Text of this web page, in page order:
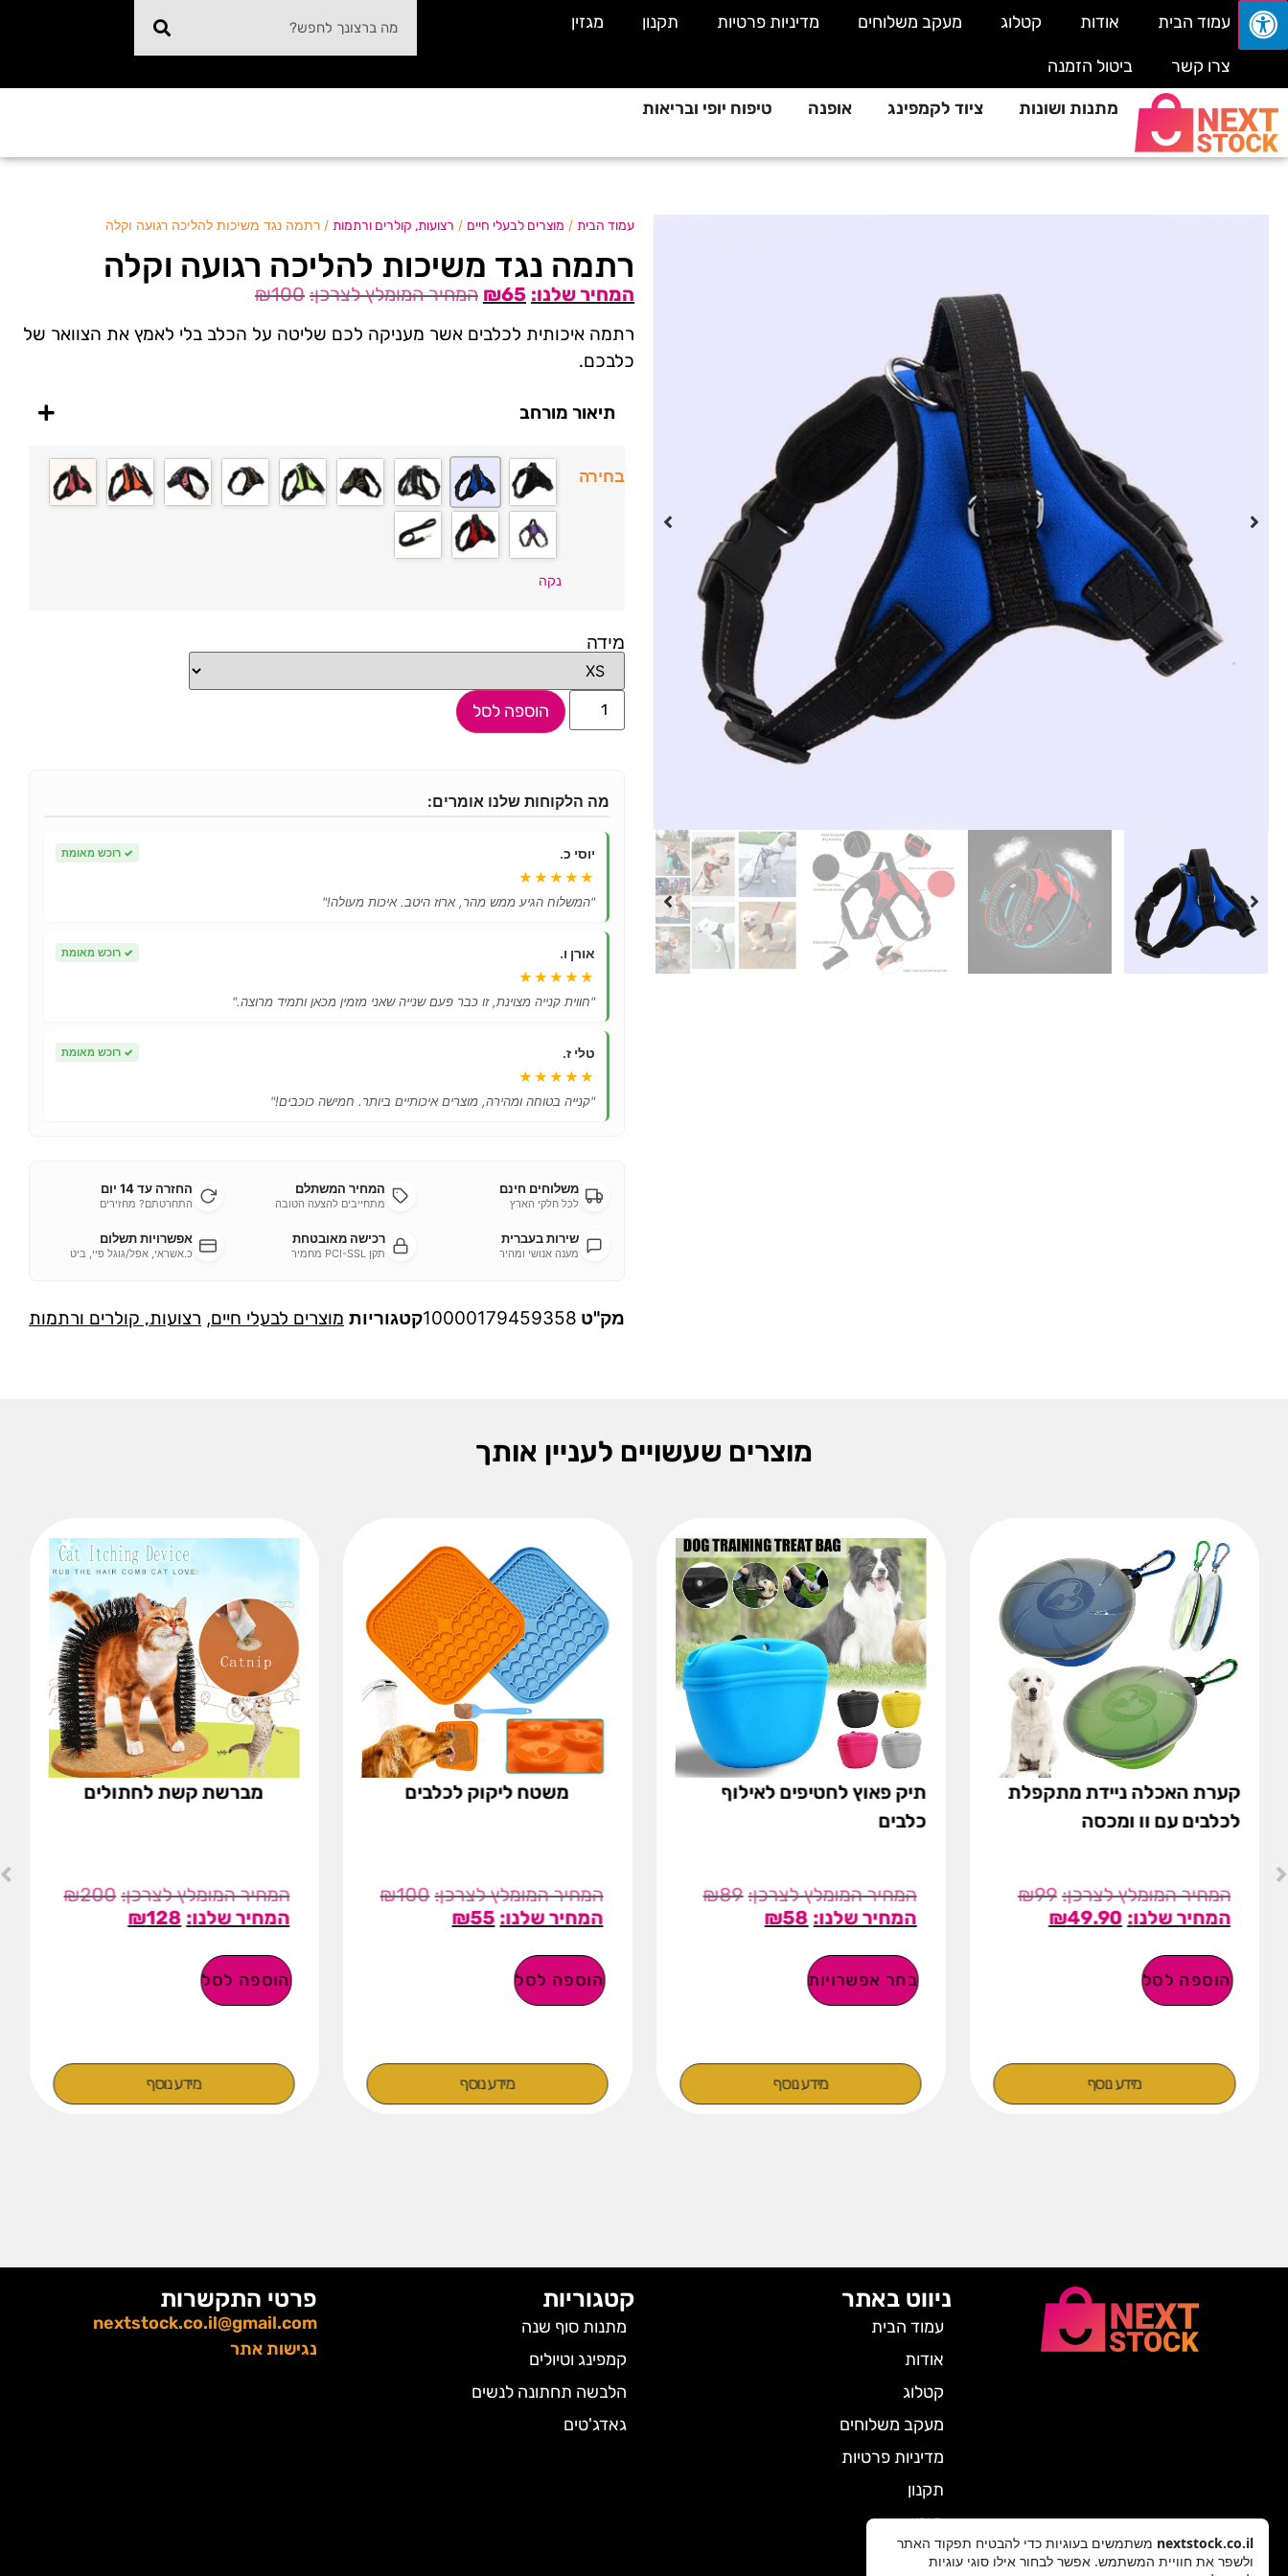
עמוד הבית אודות קטלוג מעקב משלוחים מדיניות פרטיות תקנון מגזין
צרו קשר
ביטול הזמנה
מתנות ושונות
ציוד לקמפינג אופנה טיפוח יופי ובריאות
עמוד הבית / מוצרים לבעלי חיים / רצועות, קולרים ורתמות / רתמה נגד משיכות להליכה רגועה וקלה
רתמה נגד משיכות להליכה רגועה וקלה
₪100 ₪65
רתמה איכותית לכלבים אשר מעניקה לכם שליטה על הכלב בלי לאמץ את הצוואר של
כלבכם.
תיאור מורחב
בחירה
נקה
מידה
הוספה לסל
מה הלקוחות שלנו אומרים:
יוסי כ. ✓ רוכש מאומת
★★★★★
"המשלוח הגיע ממש מהר, ארוז היטב. איכות מעולה!"
אורן ו. ✓ רוכש מאומת
★★★★★
"חווית קנייה מצוינת, זו כבר פעם שנייה שאני מזמין מכאן ותמיד מרוצה."
טלי ז. ✓ רוכש מאומת
★★★★★
"קנייה בטוחה ומהירה, מוצרים איכותיים ביותר. חמישה כוכבים!"
משלוחים חינם
לכל חלקי הארץ
המחיר המשתלם
מתחייבים להצעה הטובה
החזרה עד 14 יום
התחרטתם? מחזירים
שירות בעברית
מענה אנושי ומהיר
רכישה מאובטחת
תקן PCI-SSL מחמיר
אפשרויות תשלום
כ.אשראי, אפל/גוגל פיי, ביט
מק"ט 10000179459358קטגוריות מוצרים לבעלי חיים, רצועות, קולרים ורתמות
מוצרים שעשויים לעניין אותך
תיק פאוץ לחטיפים לאילוף
כלבים
₪89
₪58
בחר אפשרויות
מידע נוסף
משטח ליקוק לכלבים
₪100
₪55
הוספה לסל
מידע נוסף
מברשת קשת לחתולים
₪200
₪128
הוספה לסל
מידע נוסף
רתמה + חגורת בטיחות לכלב
₪150
₪89
בחר אפשרויות
מידע נוסף
ניווט באתר
עמוד הבית
אודות
קטלוג
מעקב משלוחים
מדיניות פרטיות
תקנון
מגזין
צרו קשר
קטגוריות
מתנות סוף שנה
קמפינג וטיולים
הלבשה תחתונה לנשים
גאדג'טים
פרטי התקשרות
nextstock.co.il@gmail.com
נגישות אתר
nextstock.co.il משתמשים בעוגיות כדי להבטיח תפקוד האתר
ולשפר את חוויית המשתמש. אפשר לבחור אילו סוגי עוגיות